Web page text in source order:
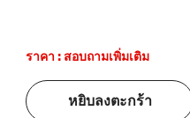
ราคา : สอบถามเพิ่มเติม
หยิบลงตะกร้า